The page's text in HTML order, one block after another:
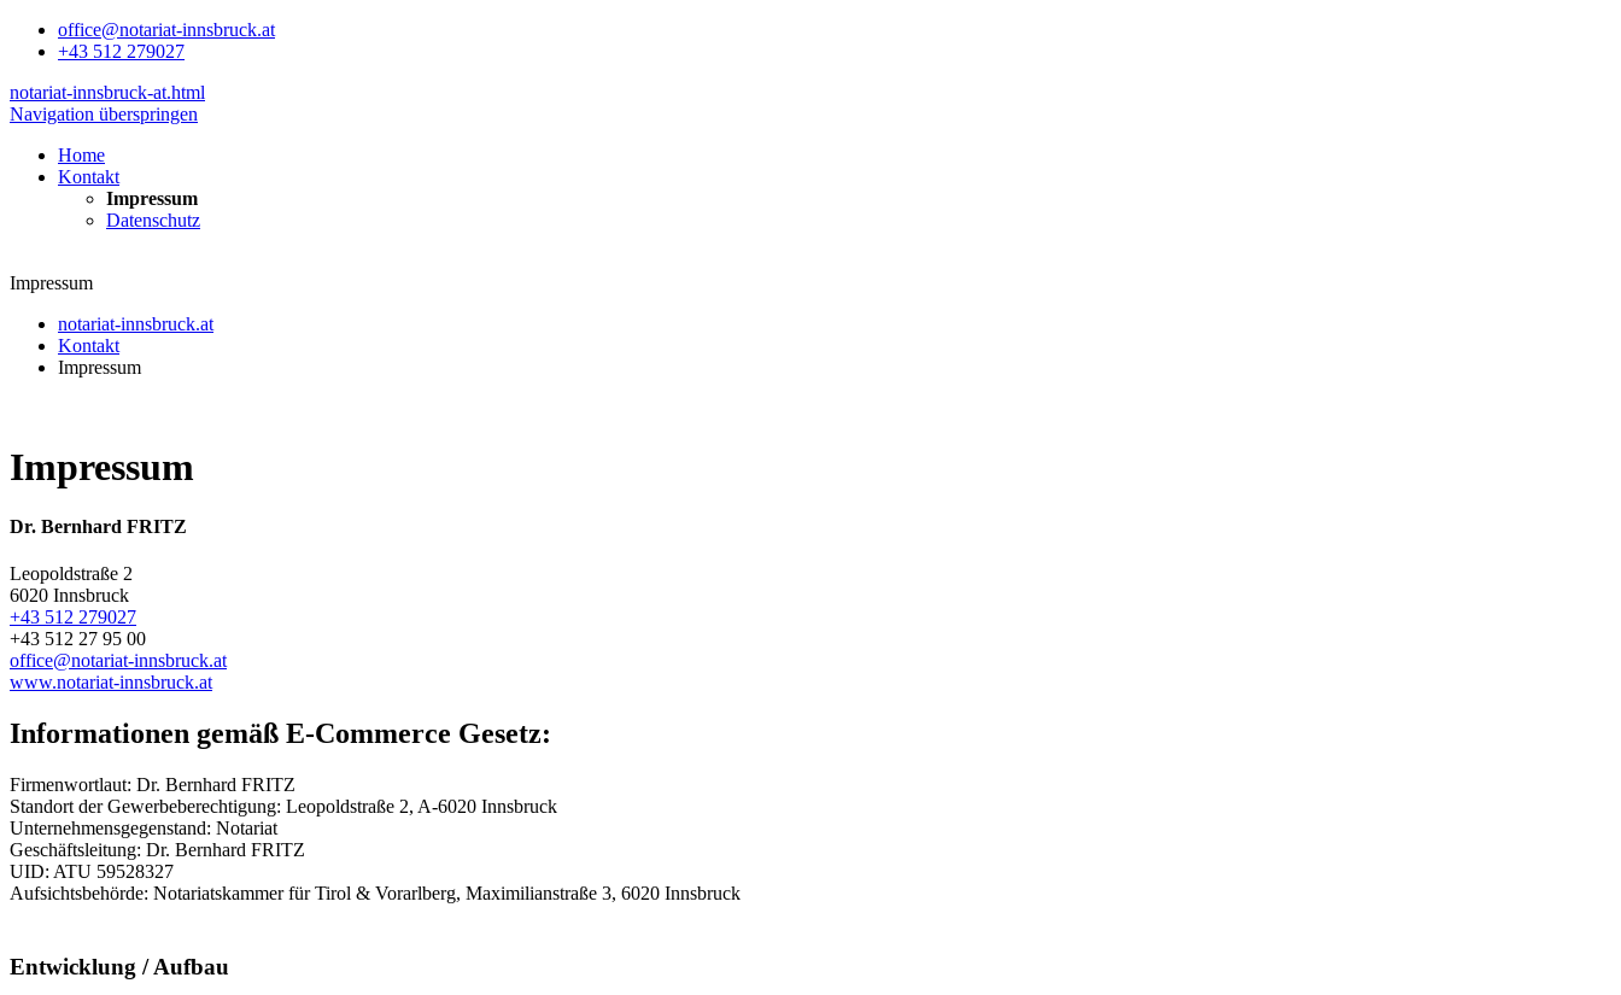
office@notariat-innsbruck.at
+43 512 279027
notariat-innsbruck-at.html
Navigation überspringen
Home
Kontakt
Impressum
Datenschutz
Impressum
notariat-innsbruck.at
Kontakt
Impressum
Impressum
Dr. Bernhard FRITZ
Leopoldstraße 2
6020 Innsbruck
+43 512 279027
+43 512 27 95 00
office@notariat-innsbruck.at
www.notariat-innsbruck.at
Informationen gemäß E-Commerce Gesetz:
Firmenwortlaut: Dr. Bernhard FRITZ
Standort der Gewerbeberechtigung: Leopoldstraße 2, A-6020 Innsbruck
Unternehmensgegenstand: Notariat
Geschäftsleitung: Dr. Bernhard FRITZ
UID: ATU 59528327
Aufsichtsbehörde: Notariatskammer für Tirol & Vorarlberg, Maximilianstraße 3, 6020 Innsbruck
Entwicklung / Aufbau